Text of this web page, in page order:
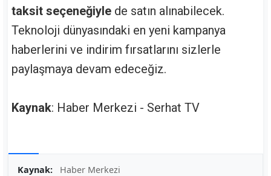
taksit seçeneğiyle de satın alınabilecek.
Teknoloji dünyasındaki en yeni kampanya
haberlerini ve indirim fırsatlarını sizlerle
paylaşmaya devam edeceğiz.
Kaynak: Haber Merkezi - Serhat TV
Kaynak: Haber Merkezi